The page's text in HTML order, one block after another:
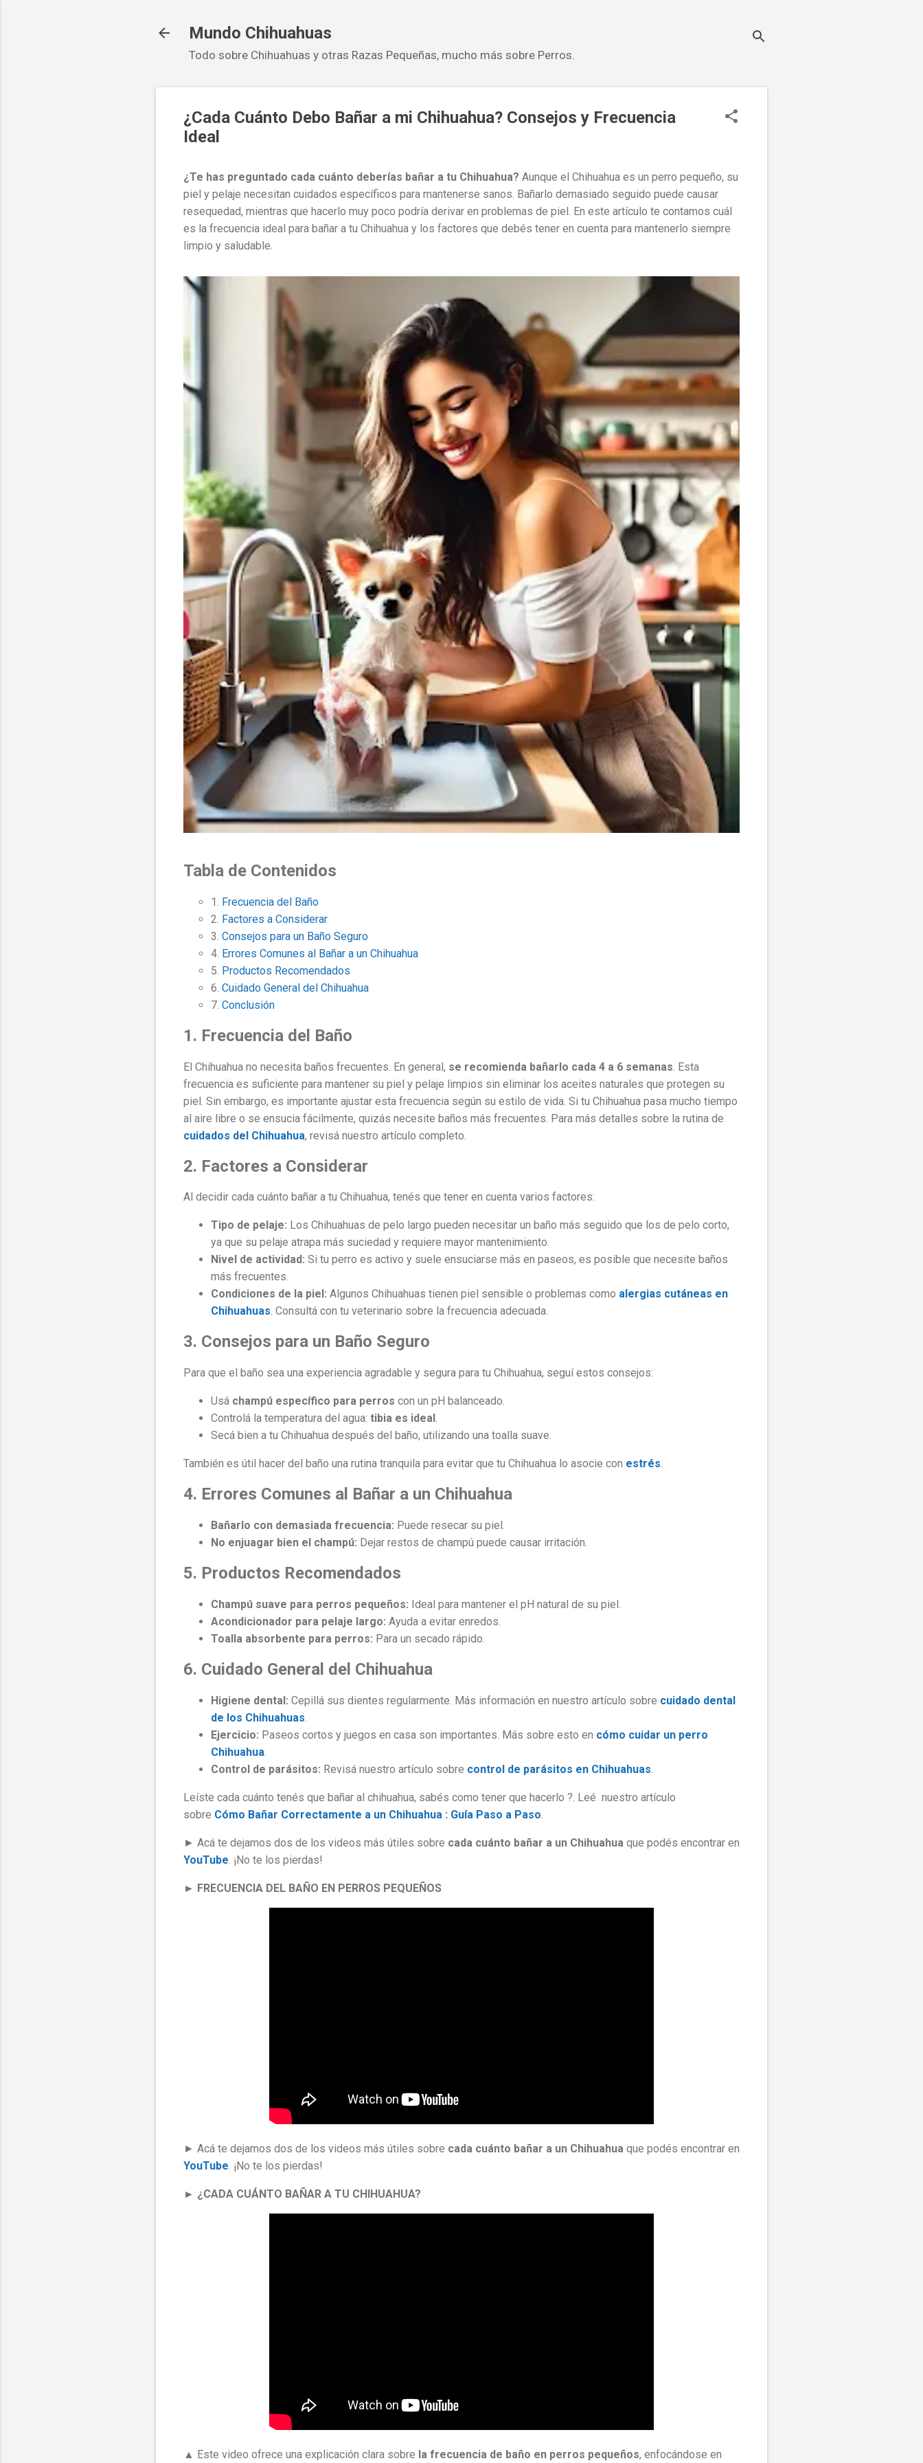
Mundo Chihuahuas
Todo sobre Chihuahuas y otras Razas Pequeñas, mucho más sobre Perros.
¿Cada Cuánto Debo Bañar a mi Chihuahua? Consejos y Frecuencia
Ideal
¿Te has preguntado cada cuánto deberías bañar a tu Chihuahua? Aunque el Chihuahua es un perro pequeño, su
piel y pelaje necesitan cuidados específicos para mantenerse sanos. Bañarlo demasiado seguido puede causar
resequedad, mientras que hacerlo muy poco podría derivar en problemas de piel. En este artículo te contamos cuál
es la frecuencia ideal para bañar a tu Chihuahua y los factores que debés tener en cuenta para mantenerlo siempre
limpio y saludable.
Tabla de Contenidos
1. Frecuencia del Baño
2. Factores a Considerar
3. Consejos para un Baño Seguro
4. Errores Comunes al Bañar a un Chihuahua
5. Productos Recomendados
6. Cuidado General del Chihuahua
7. Conclusión
1. Frecuencia del Baño
El Chihuahua no necesita baños frecuentes. En general, se recomienda bañarlo cada 4 a 6 semanas . Esta
frecuencia es suficiente para mantener su piel y pelaje limpios sin eliminar los aceites naturales que protegen su
piel. Sin embargo, es importante ajustar esta frecuencia según su estilo de vida. Si tu Chihuahua pasa mucho tiempo
al aire libre o se ensucia fácilmente, quizás necesite baños más frecuentes. Para más detalles sobre la rutina de
cuidados del Chihuahua, revisá nuestro artículo completo.
2. Factores a Considerar
Al decidir cada cuánto bañar a tu Chihuahua, tenés que tener en cuenta varios factores:
Tipo de pelaje: Los Chihuahuas de pelo largo pueden necesitar un baño más seguido que los de pelo corto,
ya que su pelaje atrapa más suciedad y requiere mayor mantenimiento.
Nivel de actividad: Si tu perro es activo y suele ensuciarse más en paseos, es posible que necesite baños
más frecuentes.
Condiciones de la piel: Algunos Chihuahuas tienen piel sensible o problemas como alergias cutáneas en
Chihuahuas. Consultá con tu veterinario sobre la frecuencia adecuada.
3. Consejos para un Baño Seguro
Para que el baño sea una experiencia agradable y segura para tu Chihuahua, seguí estos consejos:
Usá champú específico para perros con un pH balanceado.
Controlá la temperatura del agua: tibia es ideal .
Secá bien a tu Chihuahua después del baño, utilizando una toalla suave.
También es útil hacer del baño una rutina tranquila para evitar que tu Chihuahua lo asocie con estrés.
4. Errores Comunes al Bañar a un Chihuahua
Bañarlo con demasiada frecuencia: Puede resecar su piel.
No enjuagar bien el champú: Dejar restos de champú puede causar irritación.
5. Productos Recomendados
Champú suave para perros pequeños: Ideal para mantener el pH natural de su piel.
Acondicionador para pelaje largo: Ayuda a evitar enredos.
Toalla absorbente para perros: Para un secado rápido.
6. Cuidado General del Chihuahua
Higiene dental: Cepillá sus dientes regularmente. Más información en nuestro artículo sobre cuidado dental
de los Chihuahuas
Ejercicio: Paseos cortos y juegos en casa son importantes. Más sobre esto en cómo cuidar un perro
Chihuahua
Control de parásitos: Revisá nuestro artículo sobre control de parásitos en Chihuahuas
Leíste cada cuánto tenés que bañar al chihuahua, sabés como tener que hacerlo ?. Leé nuestro artículo
sobre Cómo Bañar Correctamente a un Chihuahua : Guía Paso a Paso
► Acá te dejamos dos de los videos más útiles sobre cada cuánto bañar a un Chihuahua que podés encontrar en
YouTube . ¡No te los pierdas!
► FRECUENCIA DEL BAÑO EN PERROS PEQUEÑOS
► Acá te dejamos dos de los videos más útiles sobre cada cuánto bañar a un Chihuahua que podés encontrar en
YouTube . ¡No te los pierdas!
► ¿CADA CUÁNTO BAÑAR A TU CHIHUAHUA?
▲ Este video ofrece una explicación clara sobre la frecuencia de baño en perros pequeños, enfocándose en